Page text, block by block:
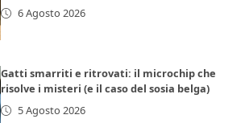
6 Agosto 2026
Gatti smarriti e ritrovati: il microchip che
risolve i misteri (e il caso del sosia belga)
5 Agosto 2026